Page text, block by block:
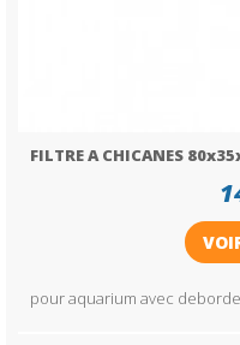
FILTRE A CHICANES
pour aquarium avec